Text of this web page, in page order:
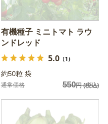
有機種子 ミニトマト ラウ
ンドレッド
5.0（1）
約50粒 袋
通常価格 550円(税込)